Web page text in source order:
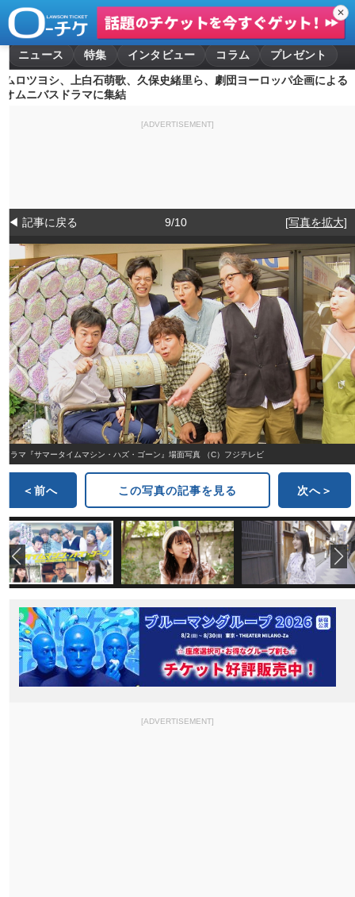
✕
ニュース 特集 インタビュー コラム
プレゼント
ムロツヨシ、上白石萌歌、久保史緒里ら、劇団ヨーロッパ企画による
オムニバスドラマに集結
[ADVERTISEMENT]
◀ 記事に戻る 9/10 [写真を拡大]
ドラマ『サマータイムマシン・ハズ・ゴーン』場面写真 （C）フジテレビ
＜前へ この写真の記事を見る 次へ＞
[ADVERTISEMENT]